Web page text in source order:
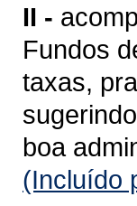
II -
Fundos
taxas,
boa
(Incluído